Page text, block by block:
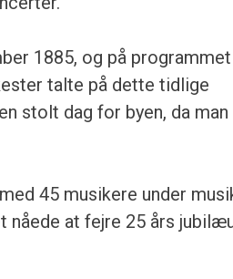
1885, og på
talte på dette tidlige
stolt dag for byen, da man
45 musikere under
at fejre 25 års